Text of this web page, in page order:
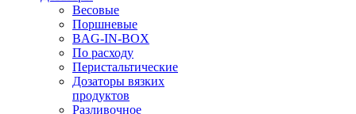
Весовые
Поршневые
BAG-IN-BOX
По расходу
Перистальтические
Дозаторы вязких
продуктов
Разливочное